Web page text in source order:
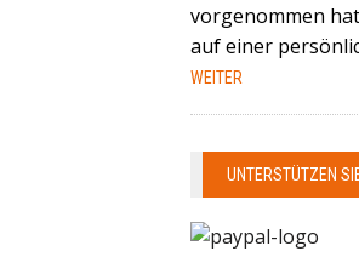
vorgenommen
auf einer
WEITER
UNTERSTÜTZEN